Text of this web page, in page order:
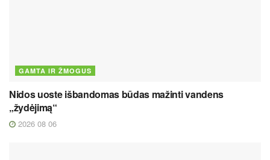
GAMTA IR ŽMOGUS
Nidos uoste išbandomas būdas mažinti vandens
„žydėjimą“
2026 08 06